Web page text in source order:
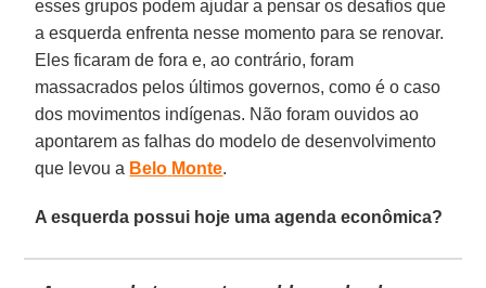
esses grupos podem ajudar a pensar os desafios que
a esquerda enfrenta nesse momento para se renovar.
Eles ficaram de fora e, ao contrário, foram
massacrados pelos últimos governos, como é o caso
dos movimentos indígenas. Não foram ouvidos ao
apontarem as falhas do modelo de desenvolvimento
que levou a Belo Monte.
A esquerda possui hoje uma agenda econômica?